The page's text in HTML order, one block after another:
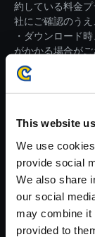
This website
We use
provide social
We also share
our social
may combine it
provided to
約している料金
社にご確認のうえ
・ダウンロード
がかかる場合がご
※ご購入いただ
が安定している